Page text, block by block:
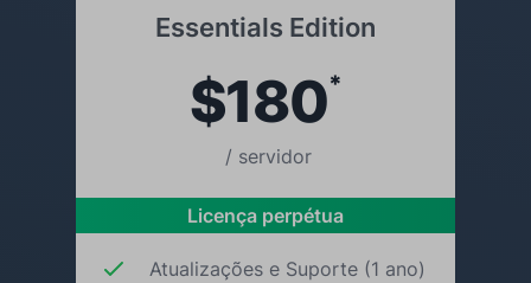
Essentials Edition
$180*
/ servidor
Licença perpétua
Atualizações e Suporte (1 ano)